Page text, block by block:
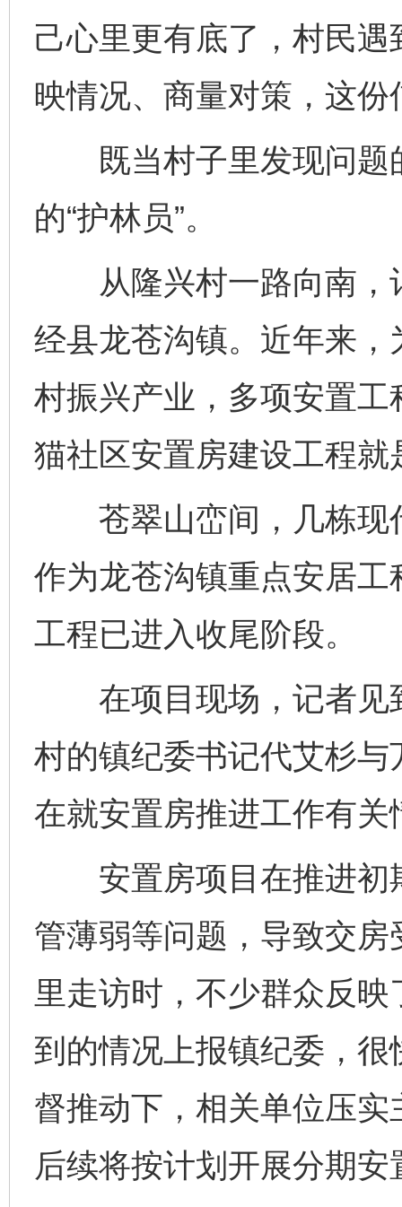
己心里更有底了，村民
映情况、商量对策，这
既当村子里发现问题
的“护林员”。
从隆兴村一路向南，
经县龙苍沟镇。近年来
村振兴产业，多项安置
猫社区安置房建设工程就
苍翠山峦间，几栋现
作为龙苍沟镇重点安居
工程已进入收尾阶段。
在项目现场，记者见
村的镇纪委书记代艾杉
在就安置房推进工作有
安置房项目在推进初
管薄弱等问题，导致交
里走访时，不少群众反
到的情况上报镇纪委，
督推动下，相关单位压
后续将按计划开展分期安